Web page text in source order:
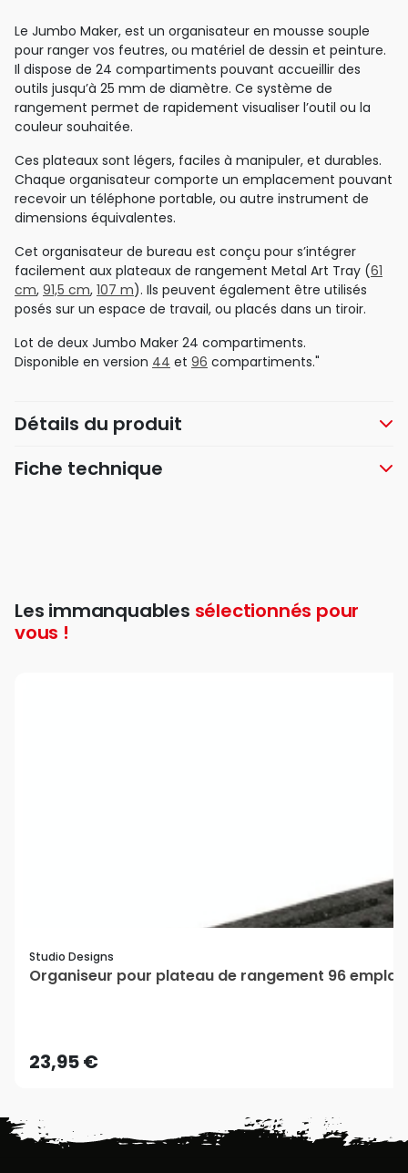
Le Jumbo Maker, est un organisateur en mousse souple
pour ranger vos feutres, ou matériel de dessin et peinture.
Il dispose de 24 compartiments pouvant accueillir des
outils jusqu’à 25 mm de diamètre. Ce système de
rangement permet de rapidement visualiser l’outil ou la
couleur souhaitée.
Ces plateaux sont légers, faciles à manipuler, et durables.
Chaque organisateur comporte un emplacement pouvant
recevoir un téléphone portable, ou autre instrument de
dimensions équivalentes.
Cet organisateur de bureau est conçu pour s’intégrer
facilement aux plateaux de rangement Metal Art Tray (61
cm, 91,5 cm, 107 m). Ils peuvent également être utilisés
posés sur un espace de travail, ou placés dans un tiroir.
Lot de deux Jumbo Maker 24 compartiments.
Disponible en version 44 et 96 compartiments."
Détails du produit
Fiche technique
Les immanquables sélectionnés pour
vous !
Studio Designs
Organiseur pour plateau de rangement 96
23,95 €